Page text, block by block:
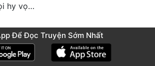
Chương 400: Mọi hy vọng đặt trên Tô Mặc!
Đã Để Lại Thần Thức
Để Đọc Truyện Sớm Nhất